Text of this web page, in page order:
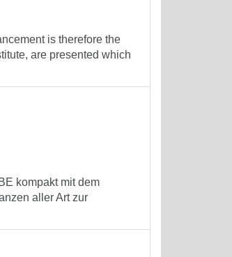
is therefore the
are presented which
kompakt mit dem
aller Art zur